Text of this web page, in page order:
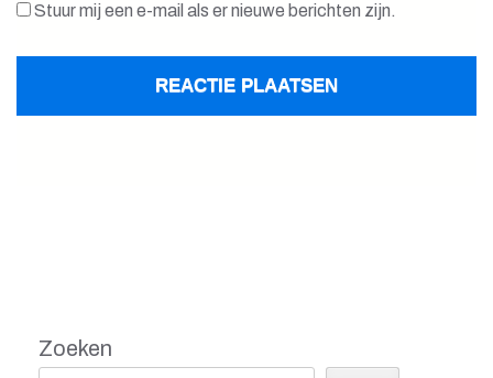
Stuur mij een e-mail als er nieuwe berichten zijn.
Zoeken